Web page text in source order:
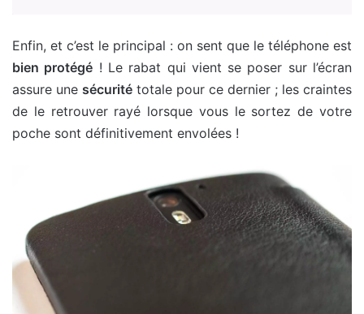
Enfin, et c’est le principal : on sent que le téléphone est
bien protégé ! Le rabat qui vient se poser sur l’écran
assure une sécurité totale pour ce dernier ; les craintes
de le retrouver rayé lorsque vous le sortez de votre
poche sont définitivement envolées !